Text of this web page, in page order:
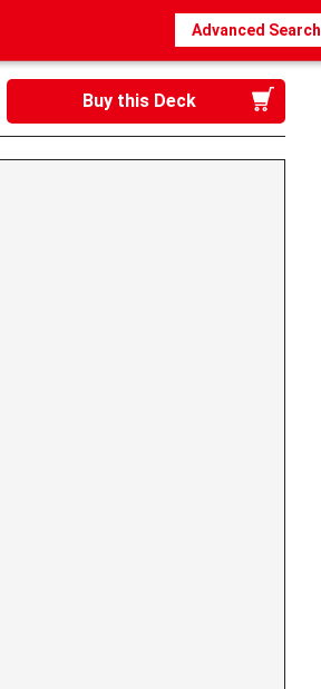
Advanced Search
Login / Register
My page
Buy this Deck